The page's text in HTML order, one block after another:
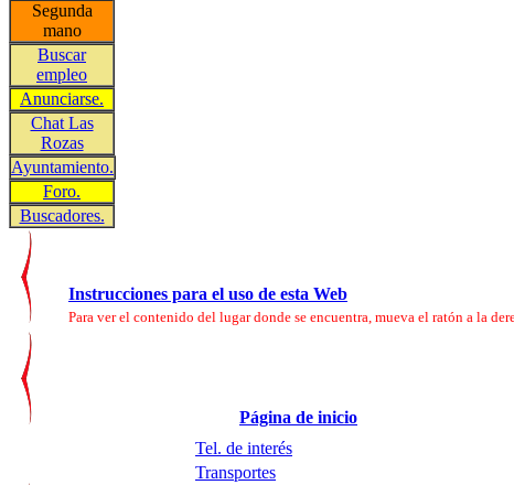
Segunda
mano
Buscar
empleo
Anunciarse.
Chat Las
Rozas
Ayuntamiento.
Foro.
Buscadores.
Instrucciones para el uso de esta Web
Para ver el contenido del lugar donde se encuentra, mueva el ratón a la
Página de inicio
Tel. de interés
Transportes